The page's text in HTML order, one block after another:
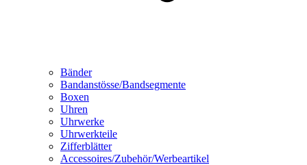
Bänder
Bandanstösse/Bandsegmente
Boxen
Uhren
Uhrwerke
Uhrwerkteile
Zifferblätter
Accessoires/Zubehör/Werbeartikel